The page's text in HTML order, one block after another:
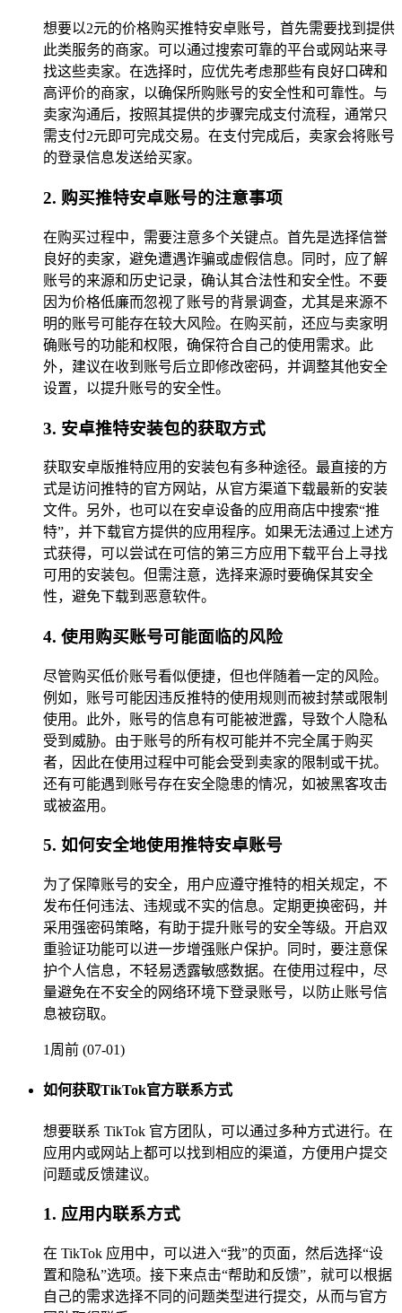
想要以2元的价格购买推特安卓账号，首先需要找到提供
此类服务的商家。可以通过搜索可靠的平台或网站来寻
找这些卖家。在选择时，应优先考虑那些有良好口碑和
高评价的商家，以确保所购账号的安全性和可靠性。与
卖家沟通后，按照其提供的步骤完成支付流程，通常只
需支付2元即可完成交易。在支付完成后，卖家会将账号
的登录信息发送给买家。
2. 购买推特安卓账号的注意事项
在购买过程中，需要注意多个关键点。首先是选择信誉
良好的卖家，避免遭遇诈骗或虚假信息。同时，应了解
账号的来源和历史记录，确认其合法性和安全性。不要
因为价格低廉而忽视了账号的背景调查，尤其是来源不
明的账号可能存在较大风险。在购买前，还应与卖家明
确账号的功能和权限，确保符合自己的使用需求。此
外，建议在收到账号后立即修改密码，并调整其他安全
设置，以提升账号的安全性。
3. 安卓推特安装包的获取方式
获取安卓版推特应用的安装包有多种途径。最直接的方
式是访问推特的官方网站，从官方渠道下载最新的安装
文件。另外，也可以在安卓设备的应用商店中搜索“推
特”，并下载官方提供的应用程序。如果无法通过上述方
式获得，可以尝试在可信的第三方应用下载平台上寻找
可用的安装包。但需注意，选择来源时要确保其安全
性，避免下载到恶意软件。
4. 使用购买账号可能面临的风险
尽管购买低价账号看似便捷，但也伴随着一定的风险。
例如，账号可能因违反推特的使用规则而被封禁或限制
使用。此外，账号的信息有可能被泄露，导致个人隐私
受到威胁。由于账号的所有权可能并不完全属于购买
者，因此在使用过程中可能会受到卖家的限制或干扰。
还有可能遇到账号存在安全隐患的情况，如被黑客攻击
或被盗用。
5. 如何安全地使用推特安卓账号
为了保障账号的安全，用户应遵守推特的相关规定，不
发布任何违法、违规或不实的信息。定期更换密码，并
采用强密码策略，有助于提升账号的安全等级。开启双
重验证功能可以进一步增强账户保护。同时，要注意保
护个人信息，不轻易透露敏感数据。在使用过程中，尽
量避免在不安全的网络环境下登录账号，以防止账号信
息被窃取。
1周前 (07-01)
如何获取TikTok官方联系方式
想要联系 TikTok 官方团队，可以通过多种方式进行。在
应用内或网站上都可以找到相应的渠道，方便用户提交
问题或反馈建议。
1. 应用内联系方式
在 TikTok 应用中，可以进入“我”的页面，然后选择“设
置和隐私”选项。接下来点击“帮助和反馈”，就可以根据
自己的需求选择不同的问题类型进行提交，从而与官方